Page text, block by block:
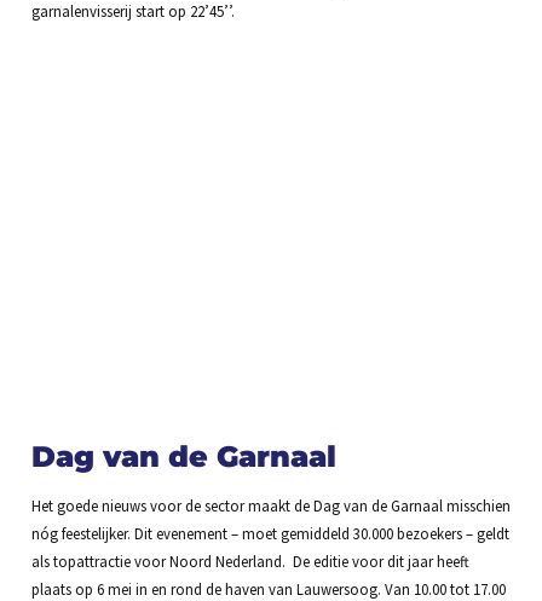
garnalenvisserij start op 22’45’’.
Dag van de Garnaal
Het goede nieuws voor de sector maakt de Dag van de Garnaal misschien
nóg feestelijker. Dit evenement – moet gemiddeld 30.000 bezoekers – geldt
als topattractie voor Noord Nederland. De editie voor dit jaar heeft
plaats op 6 mei in en rond de haven van Lauwersoog. Van 10.00 tot 17.00